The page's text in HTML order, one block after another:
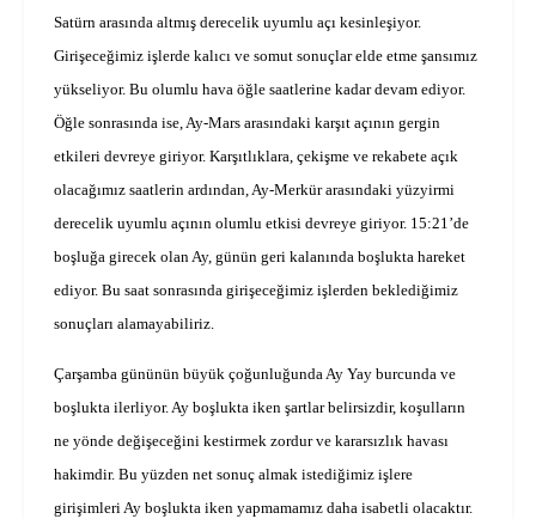
Satürn arasında altmış derecelik uyumlu açı kesinleşiyor.
Girişeceğimiz işlerde kalıcı ve somut sonuçlar elde etme şansımız
yükseliyor. Bu olumlu hava öğle saatlerine kadar devam ediyor.
Öğle sonrasında ise, Ay-Mars arasındaki karşıt açının gergin
etkileri devreye giriyor. Karşıtlıklara, çekişme ve rekabete açık
olacağımız saatlerin ardından, Ay-Merkür arasındaki yüzyirmi
derecelik uyumlu açının olumlu etkisi devreye giriyor. 15:21’de
boşluğa girecek olan Ay, günün geri kalanında boşlukta hareket
ediyor. Bu saat sonrasında girişeceğimiz işlerden beklediğimiz
sonuçları alamayabiliriz.
Çarşamba gününün büyük çoğunluğunda Ay Yay burcunda ve
boşlukta ilerliyor. Ay boşlukta iken şartlar belirsizdir, koşulların
ne yönde değişeceğini kestirmek zordur ve kararsızlık havası
hakimdir. Bu yüzden net sonuç almak istediğimiz işlere
girişimleri Ay boşlukta iken yapmamamız daha isabetli olacaktır.